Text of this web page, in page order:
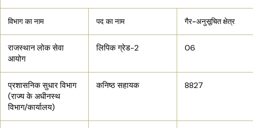
विभाग का नाम पद का नाम गैर-अनुसूचित क्षेत्र
राजस्थान लोक सेवा
आयोग
लिपिक ग्रेड-2 06
प्रशासनिक सुधार विभाग
(राज्य के अधीनस्थ
विभाग/कार्यालय)
कनिष्ठ सहायक 8827